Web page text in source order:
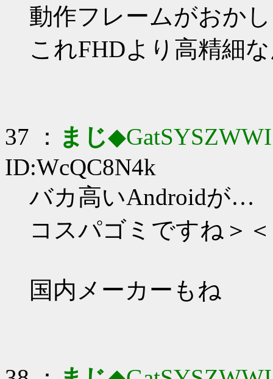
動作フレームがおか
これFHDより高精細
37 ： まじ◆GatSYSZWWI
ID:WcQC8N4k
バカ高いAndroidが…
コスパゴミですね＞＜
国内メーカーもね